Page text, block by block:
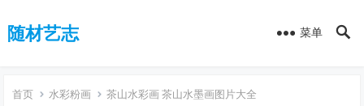
随材艺志 菜单
首页 水彩粉画 茶山水彩画 茶山水墨画图片大全